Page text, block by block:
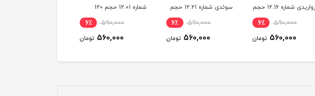
مرواریدی شماره 12.16 حجم
590,000 6٪
560,000 تومان
سوئدی شماره 12.21 حجم
590,000 6٪
560,000 تومان
شماره 12.01 حجم 120
590,000 6٪
560,000 تومان